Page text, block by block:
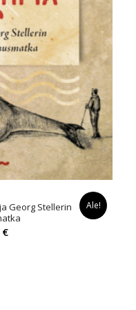
Georg Stellerin
€Nykyinen
Ale!